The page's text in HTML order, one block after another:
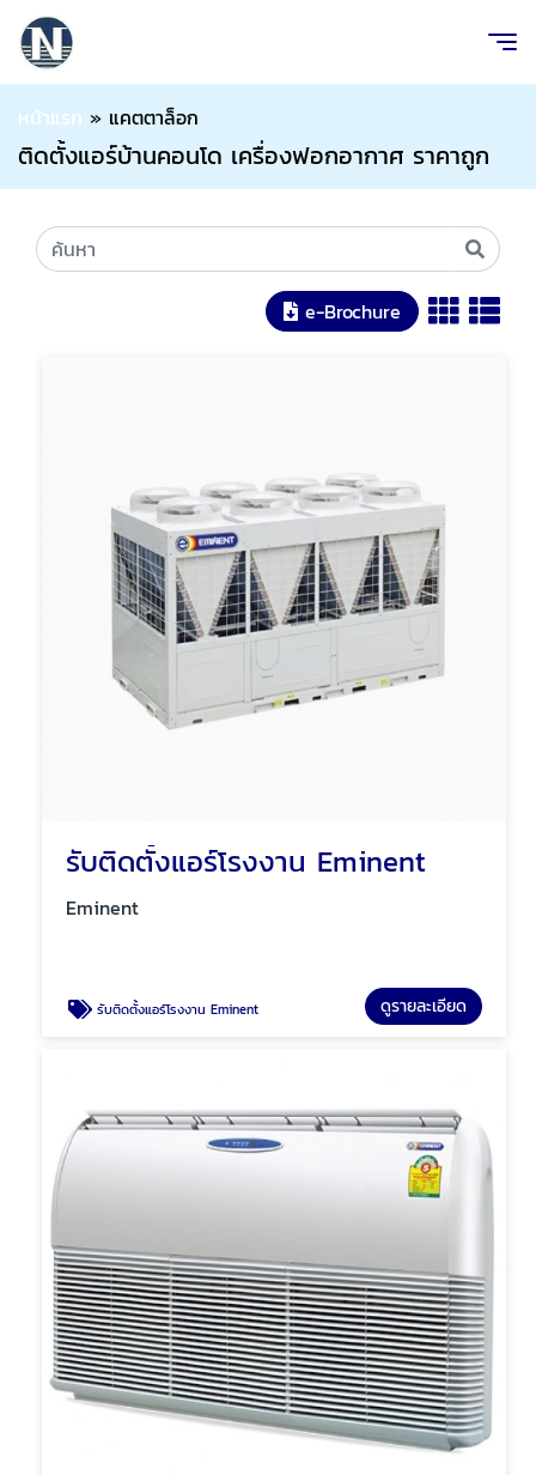
หน้าแรก » แคตตาล็อก
ติดตั้งแอร์บ้านคอนโด เครื่องฟอกอากาศ ราคาถูก
e-Brochure
รับติดตั้งแอร์โรงงาน Eminent
Eminent
รับติดตั้งแอร์โรงงาน Eminent ดูรายละเอียด